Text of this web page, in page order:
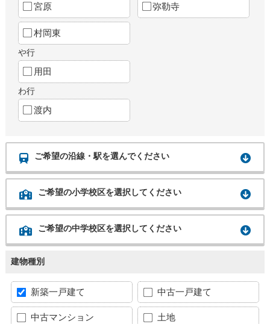
宮原 弥勒寺
村岡東
や行
用田
わ行
渡内
ご希望の沿線・駅を選んでください
ご希望の小学校区を選択してください
ご希望の中学校区を選択してください
建物種別
新築一戸建て 中古一戸建て
中古マンション 土地